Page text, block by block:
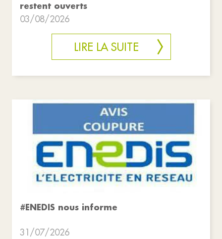
restent ouverts
03/08/2026
LIRE LA SUITE
#ENEDIS nous informe
31/07/2026